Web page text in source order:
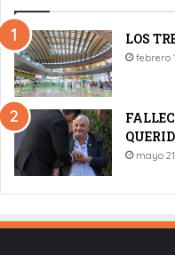
LOS
febrero
mayo